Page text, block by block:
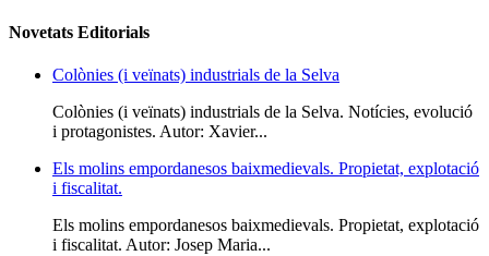
Novetats Editorials
Colònies (i veïnats) industrials de la Selva
Colònies (i veïnats) industrials de la Selva. Notícies, evolució
i protagonistes. Autor: Xavier...
Els molins empordanesos baixmedievals. Propietat, explotació
i fiscalitat.
Els molins empordanesos baixmedievals. Propietat, explotació
i fiscalitat. Autor: Josep Maria...